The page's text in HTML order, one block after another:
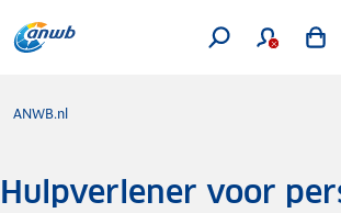
ANWB.nl
Hulpverlener voor